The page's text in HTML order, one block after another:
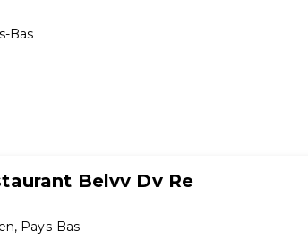
Bas
Belvv Dv Re
, Pays-Bas